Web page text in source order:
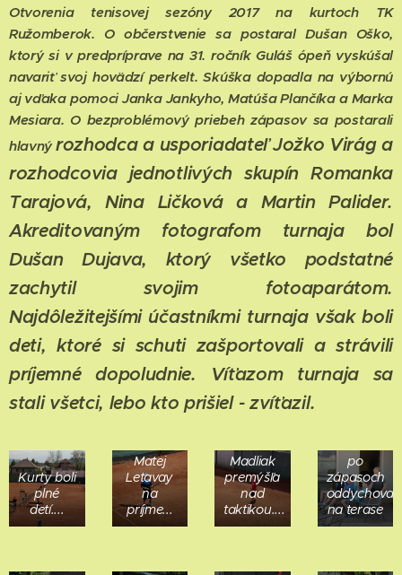
Otvorenia tenisovej sezóny 2017 na kurtoch TK
Ružomberok. O občerstvenie sa postaral Dušan Oško,
ktorý si v predpríprave na 31. ročník Guláš ópeň vyskúšal
navariť svoj hovädzí perkelt. Skúška dopadla na výbornú
aj vďaka pomoci Janka Jankyho, Matúša Plančíka a Marka
Mesiara. O bezproblémový priebeh zápasov sa postarali
hlavnýrozhodca a usporiadateľ Jožko Virág a
rozhodcovia jednotlivých skupín Romanka
Tarajová, Nina Ličková a Martin Palider.
Akreditovaným fotografom turnaja bol
Dušan Dujava, ktorý všetko podstatné
zachytil svojim fotoaparátom.
Najdôležitejšími účastníkmi turnaja však boli
deti, ktoré si schuti zašportovali a strávili
príjemné dopoludnie. Víťazom turnaja sa
stali všetci, lebo kto prišiel - zvíťazil.
Kurty boli
plné
detí....
Matej
Letavay
na
príjme...
Madliak
premýšľa
nad
taktikou....
po
zápasoch
oddychovali
na terase
Janko